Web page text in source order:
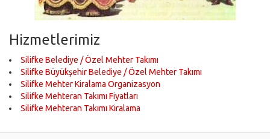
Hizmetlerimiz
Silifke Belediye / Özel Mehter Takımı
Silifke Büyükşehir Belediye / Özel Mehter Takımı
Silifke Mehter Kiralama Organizasyon
Silifke Mehteran Takımı Fiyatları
Silifke Mehteran Takımı Kiralama